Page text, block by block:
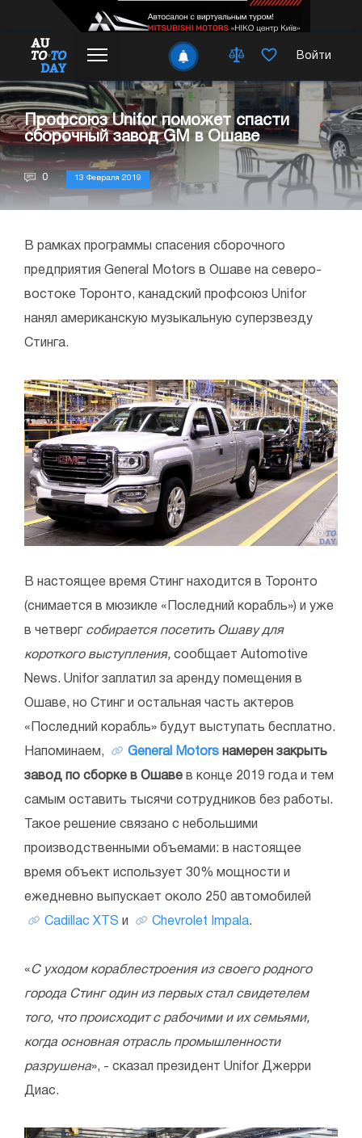
Войти
Профсоюз Unifor поможет спасти
сборочный завод GM в Ошаве
0 13 Февраля 2019
В рамках программы спасения сборочного
предприятия General Motors в Ошаве на северо-
востоке Торонто, канадский профсоюз Unifor
нанял американскую музыкальную суперзвезду
Стинга.
В настоящее время Стинг находится в Торонто
(снимается в мюзикле «Последний корабль») и уже
в четверг собирается посетить Ошаву для
короткого выступления, сообщает Automotive
News. Unifor заплатил за аренду помещения в
Ошаве, но Стинг и остальная часть актеров
«Последний корабль» будут выступать бесплатно.
Напоминаем, General Motors намерен закрыть
завод по сборке в Ошаве в конце 2019 года и тем
самым оставить тысячи сотрудников без работы.
Такое решение связано с небольшими
производственными объемами: в настоящее
время объект использует 30% мощности и
ежедневно выпускает около 250 автомобилей
Cadillac XTS и Chevrolet Impala.
« С уходом кораблестроения из своего родного
города Стинг один из первых стал свидетелем
того, что происходит с рабочими и их семьями,
когда основная отрасль промышленности
разрушена», - сказал президент Unifor Джерри
Диас.